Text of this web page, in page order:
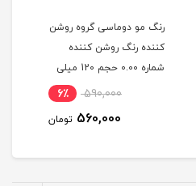
رنگ مو دوماسی گروه روشن
کننده رنگ روشن کننده
شماره 0.00 حجم 120 میلی
590,000 6٪
560,000 تومان